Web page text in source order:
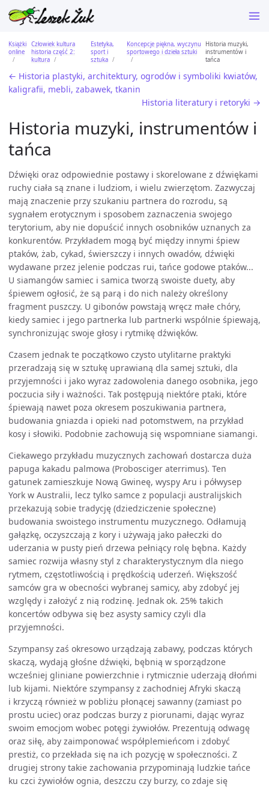
Książki
online
Człowiek kultura
historia część 2:
kultura
Estetyka,
sport i
sztuka
Koncepcje piękna, wyczynu
sportowego i dzieła sztuki
Historia muzyki,
instrumentów i
tańca
← Historia plastyki, architektury, ogrodów i symboliki kwiatów,
kaligrafii, mebli, zabawek, tkanin
Historia literatury i retoryki →
Historia muzyki, instrumentów i
tańca
Dźwięki oraz odpowiednie postawy i skorelowane z dźwiękami
ruchy ciała są znane i ludziom, i wielu zwierzętom. Zazwyczaj
mają znaczenie przy szukaniu partnera do rozrodu, są
sygnałem erotycznym i sposobem zaznaczenia swojego
terytorium, aby nie dopuścić innych osobników uznanych za
konkurentów. Przykładem mogą być między innymi śpiew
ptaków, żab, cykad, świerszczy i innych owadów, dźwięki
wydawane przez jelenie podczas rui, tańce godowe ptaków...
U siamangów samiec i samica tworzą swoiste duety, aby
śpiewem ogłosić, że są parą i do nich należy określony
fragment puszczy. U gibonów powstają wręcz małe chóry,
kiedy samiec i jego partnerka lub partnerki wspólnie śpiewają,
synchronizując swoje głosy i rytmikę dźwięków.
Czasem jednak te początkowo czysto utylitarne praktyki
przeradzają się w sztukę uprawianą dla samej sztuki, dla
przyjemności i jako wyraz zadowolenia danego osobnika, jego
poczucia siły i ważności. Tak postępują niektóre ptaki, które
śpiewają nawet poza okresem poszukiwania partnera,
budowania gniazda i opieki nad potomstwem, na przykład
kosy i słowiki. Podobnie zachowują się wspomniane siamangi.
Ciekawego przykładu muzycznych zachowań dostarcza duża
papuga kakadu palmowa (Probosciger aterrimus). Ten
gatunek zamieszkuje Nową Gwineę, wyspy Aru i półwysep
York w Australii, lecz tylko samce z populacji australijskich
przekazują sobie tradycję (dziedziczenie społeczne)
budowania swoistego instrumentu muzycznego. Odłamują
gałązkę, oczyszczają z kory i używają jako pałeczki do
uderzania w pusty pień drzewa pełniący rolę bębna. Każdy
samiec rozwija własny styl z charakterystycznym dla niego
rytmem, częstotliwością i prędkością uderzeń. Większość
samców gra w obecności wybranej samicy, aby zdobyć jej
względy i założyć z nią rodzinę. Jednak ok. 25% takich
koncertów odbywa się bez asysty samicy czyli dla
przyjemności.
Szympansy zaś okresowo urządzają zabawy, podczas których
skaczą, wydają głośne dźwięki, bębnią w sporządzone
wcześniej gliniane powierzchnie i rytmicznie uderzają dłońmi
lub kijami. Niektóre szympansy z zachodniej Afryki skaczą
i krzyczą również w pobliżu płonącej sawanny (zamiast po
prostu uciec) oraz podczas burzy z piorunami, dając wyraz
swoim emocjom wobec potęgi żywiołów. Prezentują odwagę
oraz siłę, aby zaimponować współplemieńcom i zdobyć
prestiż, co przekłada się na ich pozycję w społeczności. Z
drugiej strony takie zachowania przypominają ludzkie tańce
ku czci żywiołów ognia, deszczu czy burzy, co zdaje się